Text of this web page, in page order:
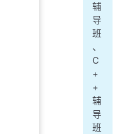
辅
导
班
、
C
+
+
辅
导
班